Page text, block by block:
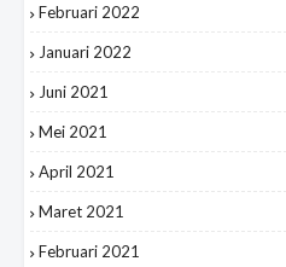
Februari 2022
Januari 2022
Juni 2021
Mei 2021
April 2021
Maret 2021
Februari 2021